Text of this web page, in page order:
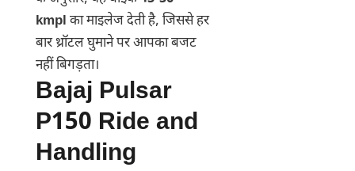
kmpl का माइलेज देती है, जिससे हर
बार थ्रॉटल घुमाने पर आपका बजट
नहीं बिगड़ता।
Bajaj Pulsar
P150 Ride and
Handling